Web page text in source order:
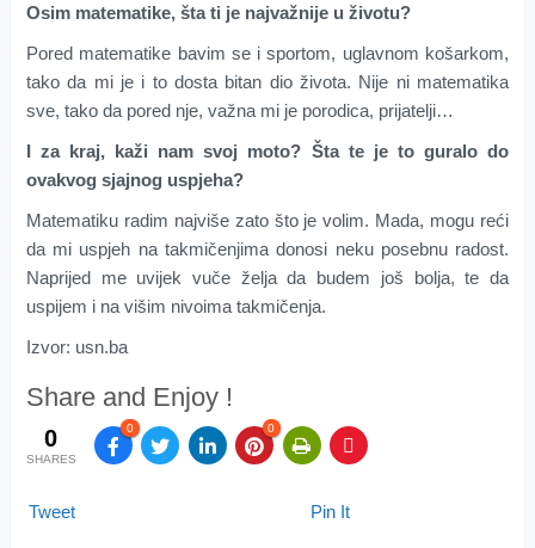
Osim matematike, šta ti je najvažnije u životu?
Pored matematike bavim se i sportom, uglavnom košarkom,
tako da mi je i to dosta bitan dio života. Nije ni matematika
sve, tako da pored nje, važna mi je porodica, prijatelji…
I za kraj, kaži nam svoj moto? Šta te je to guralo do
ovakvog sjajnog uspjeha?
Matematiku radim najviše zato što je volim. Mada, mogu reći
da mi uspjeh na takmičenjima donosi neku posebnu radost.
Naprijed me uvijek vuče želja da budem još bolja, te da
uspijem i na višim nivoima takmičenja.
Izvor: usn.ba
Share and Enjoy !
0
SHARES
0 0
Tweet Pin It